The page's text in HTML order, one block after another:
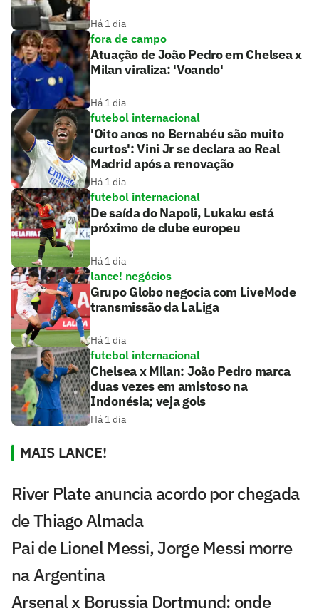
Há 1 dia
fora de campo
Atuação de João Pedro em Chelsea x
Milan viraliza: 'Voando'
Há 1 dia
futebol internacional
'Oito anos no Bernabéu são muito
curtos': Vini Jr se declara ao Real
Madrid após a renovação
Há 1 dia
futebol internacional
De saída do Napoli, Lukaku está
próximo de clube europeu
Há 1 dia
lance! negócios
Grupo Globo negocia com LiveMode
transmissão da LaLiga
Há 1 dia
futebol internacional
Chelsea x Milan: João Pedro marca
duas vezes em amistoso na
Indonésia; veja gols
Há 1 dia
MAIS LANCE!
River Plate anuncia acordo por chegada
de Thiago Almada
Pai de Lionel Messi, Jorge Messi morre
na Argentina
Arsenal x Borussia Dortmund: onde